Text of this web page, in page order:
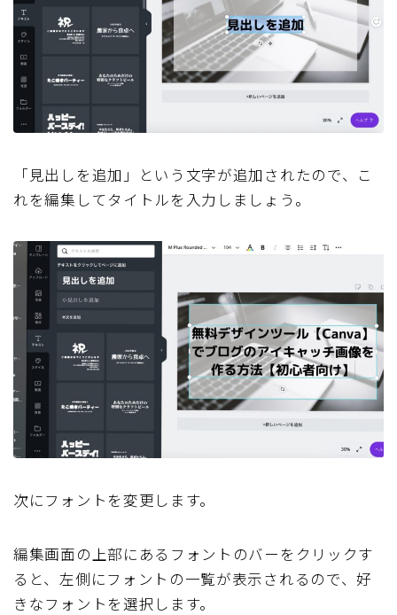
「見出しを追加」という文字が追加されたので、こ
れを編集してタイトルを入力しましょう。
次にフォントを変更します。
編集画面の上部にあるフォントのバーをクリックす
ると、左側にフォントの一覧が表示されるので、好
きなフォントを選択します。